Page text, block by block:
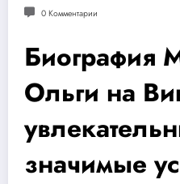
0 Комментарии
Биография
Ольги на
значимые